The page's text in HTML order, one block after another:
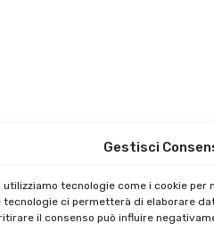
Gestisci
tecnologie come i cookie
ci permetterà di elaborare
il consenso può influire